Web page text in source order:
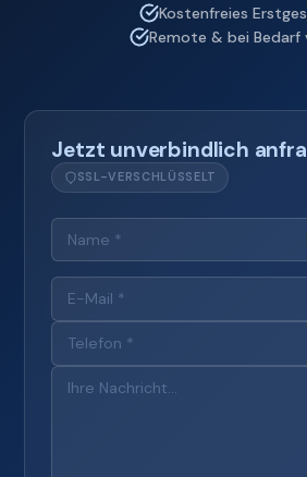
Kostenfreies
Remote & bei Bedarf
Jetzt unverbindlich
SSL-VERSCHLÜSSELT